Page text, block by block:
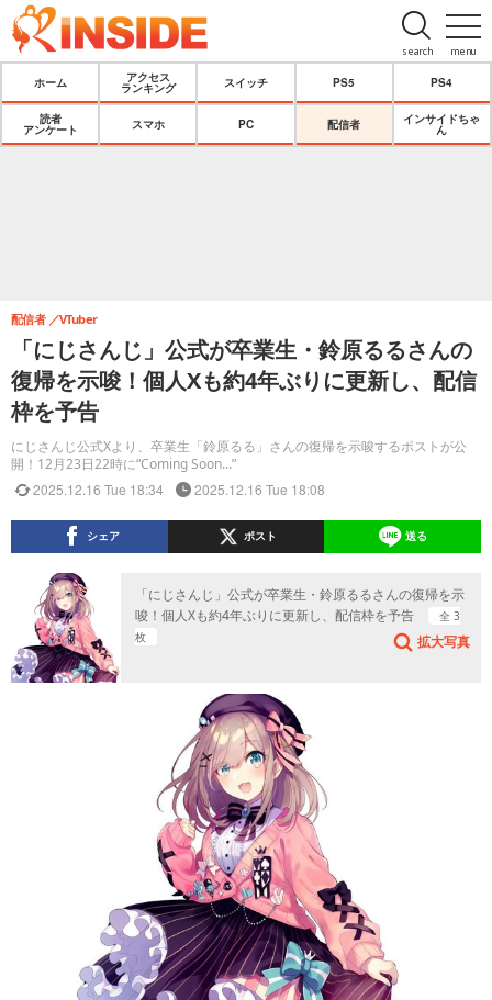
menu
search
ホーム
アクセス
ランキング
スイッチ PS5 PS4
読者
アンケート
スマホ PC 配信者
インサイドちゃ
ん
「にじさんじ」公式が卒業生・鈴原るるさんの
復帰を示唆！個人Xも約4年ぶりに更新し、配信
枠を予告
にじさんじ公式Xより、卒業生「鈴原るる」さんの復帰を示唆するポストが公
開！12月23日22時に“Coming Soon...”
配信者 VTuber
2025.12.16 Tue 18:34 2025.12.16 Tue 18:08
シェア ポスト 送る
「にじさんじ」公式が卒業生・鈴原るるさんの復帰を示
唆！個人Xも約4年ぶりに更新し、配信枠を予告
全 3
枚
拡大写真